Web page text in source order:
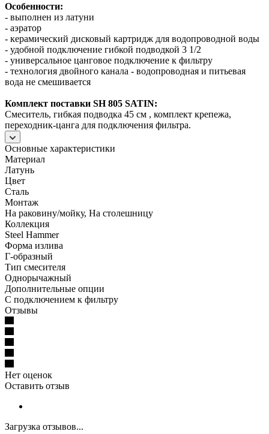
Особенности:
- выполнен из латуни
- аэратор
- керамический дисковый картридж для водопроводной воды
- удобной подключение гибкой подводкой 3 1/2
- универсальное цанговое подключение к фильтру
- технология двойного канала - водопроводная и питьевая
вода не смешивается
Комплект поставки SH 805 SATIN:
Смеситель, гибкая подводка 45 см , комплект крепежа,
переходник-цанга для подключения фильтра.
Основные характеристики
Материал
Латунь
Цвет
Сталь
Монтаж
На раковину/мойку, На столешницу
Коллекция
Steel Hammer
Форма излива
Г-образный
Тип смесителя
Однорычажный
Дополнительные опции
С подключением к фильтру
Отзывы
Нет оценок
Оставить отзыв
Загрузка отзывов...